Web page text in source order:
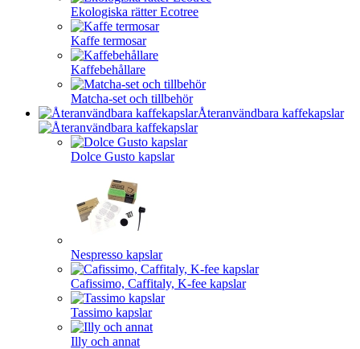
Ekologiska rätter Ecotree
Kaffe termosar
Kaffebehållare
Matcha-set och tillbehör
Återanvändbara kaffekapslar
Dolce Gusto kapslar
Nespresso kapslar
Cafissimo, Caffitaly, K-fee kapslar
Tassimo kapslar
Illy och annat